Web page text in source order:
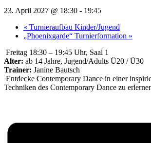
23. April 2027 @ 18:30 - 19:45
« Turnieraufbau Kinder/Jugend
„Phoenixgarde“ Turnierformation »
Freitag 18:30 – 19:45 Uhr, Saal 1
Alter: ab 14 Jahre, Jugend/Adults Ü20 / Ü30
Trainer: Janine Bautsch
Entdecke Contemporary Dance in einer
Techniken des Contemporary Dance zu